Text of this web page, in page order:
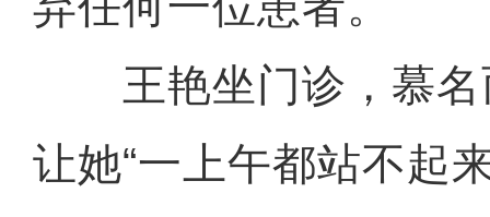
王艳坐门诊，慕名
让她“一上午都站不起